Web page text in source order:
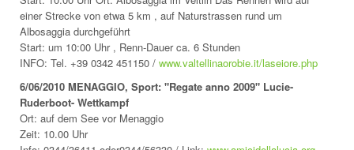
einer Strecke von etwa 5 km , auf Naturstrassen rund um
Albosaggia durchgeführt
Start: um 10:00 Uhr , Renn-Dauer ca. 6 Stunden
INFO: Tel. +39 0342 451150 / www.valtellinaorobie.it/laseiore.php
6/06/2010 MENAGGIO, Sport: "Regate anno 2009" Lucie-
Ruderboot- Wettkampf
Ort: auf dem See vor Menaggio
Zeit: 10.00 Uhr